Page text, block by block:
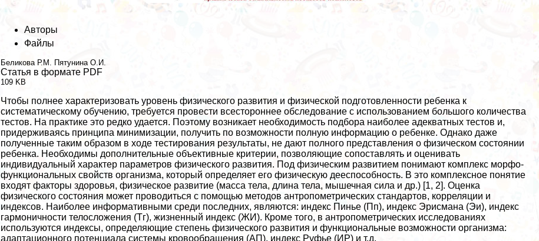
Авторы
Файлы
Беликова Р.М. Пятунина О.И.
Статья в формате PDF
109 KB
Чтобы полнее хаpaктеризовать уровень физического развития и физической подготовленности ребенка к
систематическому обучению, требуется провести всестороннее обследование с использованием большого количества
тестов. На пpaктике это редко удается. Поэтому возникает необходимость подбора наиболее адекватных тестов и,
придерживаясь принципа минимизации, получить по возможности полную информацию о ребенке. Однако даже
полученные таким образом в ходе тестирования результаты, не дают полного представления о физическом состоянии
ребенка. Необходимы дополнительные объективные критерии, позволяющие сопоставлять и оценивать
индивидуальный хаpaктер параметров физического развития. Под физическим развитием понимают комплекс морфо-
функциональных свойств организма, который определяет его физическую дееспособность. В это комплексное понятие
входят факторы здоровья, физическое развитие (масса тела, длина тела, мышечная сила и др.) [1, 2]. Оценка
физического состояния может проводиться с помощью методов антропометрических стандартов, корреляции и
индексов. Наиболее информативными среди последних, являются: индекс Пинье (Пп), индекс Эрисмана (Эи), индекс
гармоничности телосложения (Тг), жизненный индекс (ЖИ). Кроме того, в антропометрических исследованиях
используются индексы, определяющие степень физического развития и функциональные возможности организма:
адаптационного потенциала системы кровообращения (АП), индекс Руфье (ИР) и т.д.